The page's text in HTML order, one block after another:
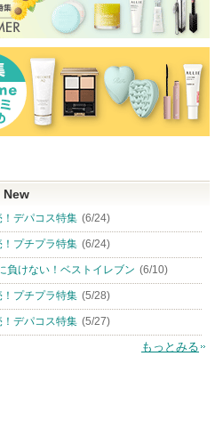
New
デパコス特集 (6/24)
プチプラ特集 (6/24)
負けない！ベストイレブン (6/10)
プチプラ特集 (5/28)
デパコス特集 (5/27)
もっとみる